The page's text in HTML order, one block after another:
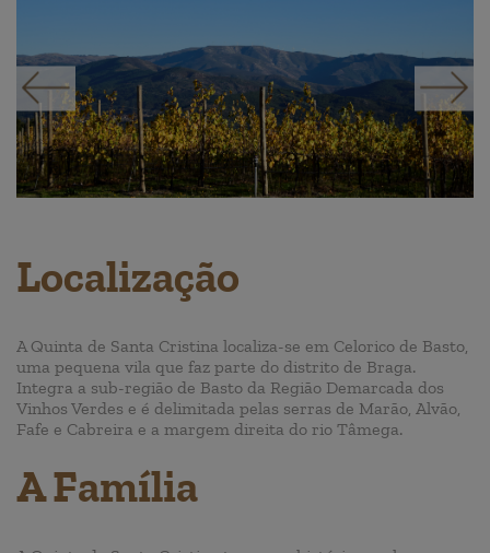
Localização
A Quinta de Santa Cristina localiza-se em Celorico de Basto,
uma pequena vila que faz parte do distrito de Braga.
Integra a sub-região de Basto da Região Demarcada dos
Vinhos Verdes e é delimitada pelas serras de Marão, Alvão,
Fafe e Cabreira e a margem direita do rio Tâmega.
A Família